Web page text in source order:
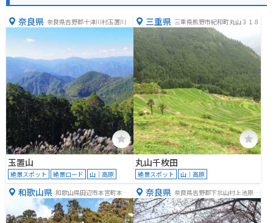
奈良県 奈良県吉野郡十津川村玉置川
玉置山
絶景スポット 絶景ロード 山｜高原
三重県 三重県熊野市紀和町丸山３１８
丸山千枚田
絶景スポット 山｜高原
和歌山県 和歌山県田辺市本宮町本宮
１１１０
奈良県 奈良県吉野郡下北山村上池原１
０２６